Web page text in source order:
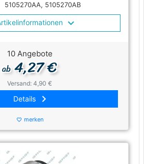
5105270AA, 5105270AB
10 Angebote
ab4,27 €
Versand: 4,90 €
Details keyboard_arrow_right
favorite_border merken